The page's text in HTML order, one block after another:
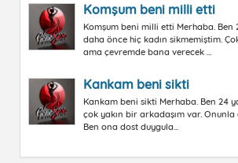
Komşum beni milli etti
Komşum beni milli etti Merhaba. Ben
daha önce hiç kadın sikmemiştim.
ama çevremde bana verecek ...
Kankam beni sikti
Kankam beni sikti Merhaba. Ben 24
çok yakın bir arkadaşım var. Onunla
Ben ona dost duygula...